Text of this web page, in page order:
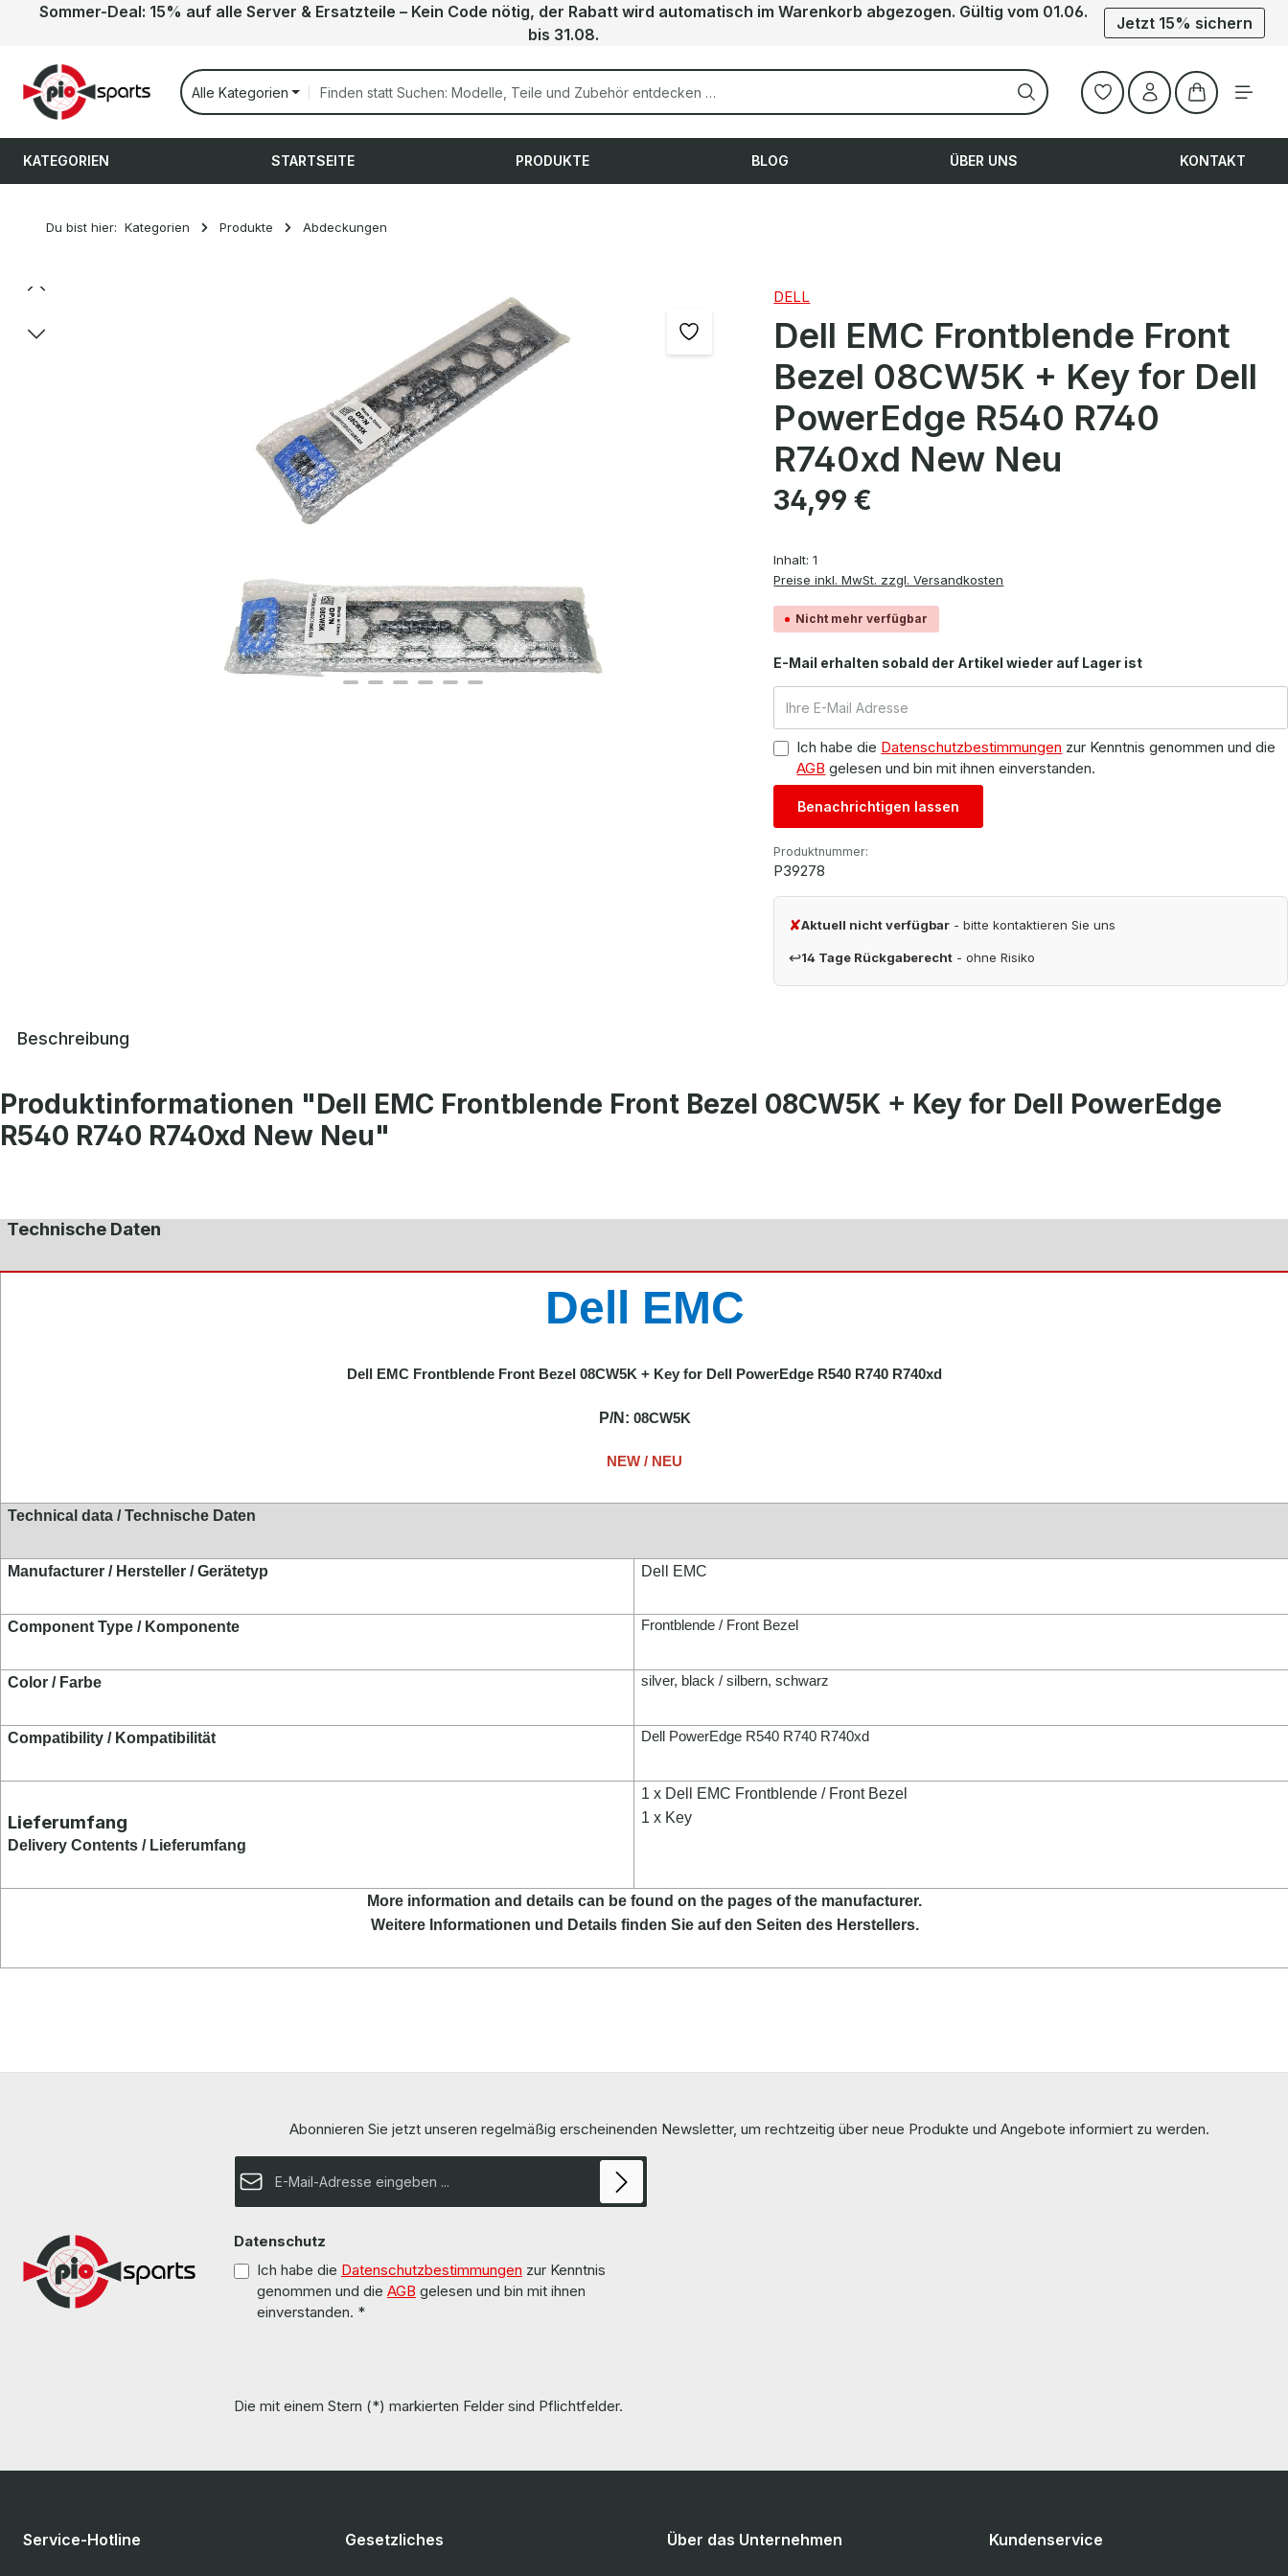
Hauptinhalt springen
Zur Suche springen
Zur Hauptnavigation springen
Sommer-Deal: 15% auf alle Server & Ersatzteile – Kein Code nötig, der Rabatt wird automatisch im Warenkorb abgezogen. Gültig vom 01.06.
bis 31.08.
Jetzt 15% sichern
Alle Kategorien
Warenkorb
KATEGORIEN STARTSEITE PRODUKTE BLOG ÜBER UNS KONTAKT
Du bist hier: Kategorien Produkte Abdeckungen
Bildergalerie überspringen DELL
Dell EMC Frontblende Front
Bezel 08CW5K + Key for Dell
PowerEdge R540 R740
R740xd New Neu
Regulärer Preis:
34,99 €
Inhalt:1
Preise inkl. MwSt. zzgl. Versandkosten
Nicht mehr verfügbar
E-Mail erhalten sobald der Artikel wieder auf Lager ist
Ich habe die Datenschutzbestimmungen zur Kenntnis genommen und die
AGB gelesen und bin mit ihnen einverstanden.
Benachrichtigen lassen
Produktnummer:
P39278
✘Aktuell nicht verfügbar - bitte kontaktieren Sie uns
↩14 Tage Rückgaberecht - ohne Risiko
Beschreibung
Produktinformationen "Dell EMC Frontblende Front Bezel 08CW5K + Key for Dell PowerEdge
R540 R740 R740xd New Neu"
Technische Daten
Dell EMC
Dell EMC Frontblende Front Bezel 08CW5K + Key for Dell PowerEdge R540 R740 R740xd
P/N: 08CW5K
NEW / NEU
Technical data / Technische Daten
Manufacturer / Hersteller / Gerätetyp Dell EMC
Component Type / Komponente Frontblende / Front Bezel
Color / Farbe silver, black / silbern, schwarz
Compatibility / Kompatibilität Dell PowerEdge R540 R740 R740xd
Lieferumfang
Delivery Contents / Lieferumfang
1 x Dell EMC Frontblende / Front Bezel
1 x Key
More information and details can be found on the pages of the manufacturer.
Weitere Informationen und Details finden Sie auf den Seiten des Herstellers.
Abonnieren Sie jetzt unseren regelmäßig erscheinenden Newsletter, um rechtzeitig über neue Produkte und Angebote informiert zu werden.
E-Mail-Adresse*
Datenschutz
Ich habe die Datenschutzbestimmungen zur Kenntnis
genommen und die AGB gelesen und bin mit ihnen
einverstanden. *
Die mit einem Stern (*) markierten Felder sind Pflichtfelder.
Service-Hotline Gesetzliches Über das Unternehmen Kundenservice